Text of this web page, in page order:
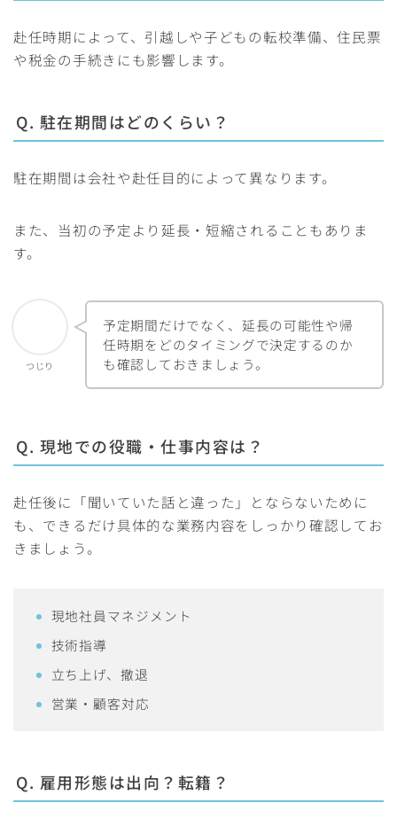
赴任時期によって、引越しや子どもの転校準備、住民票
や税金の手続きにも影響します。
Q. 駐在期間はどのくらい？
駐在期間は会社や赴任目的によって異なります。
また、当初の予定より延長・短縮されることもありま
す。
つじり
予定期間だけでなく、延長の可能性や帰
任時期をどのタイミングで決定するのか
も確認しておきましょう。
Q. 現地での役職・仕事内容は？
赴任後に「聞いていた話と違った」とならないために
も、できるだけ具体的な業務内容をしっかり確認してお
きましょう。
現地社員マネジメント
技術指導
立ち上げ、撤退
営業・顧客対応
Q. 雇用形態は出向？転籍？